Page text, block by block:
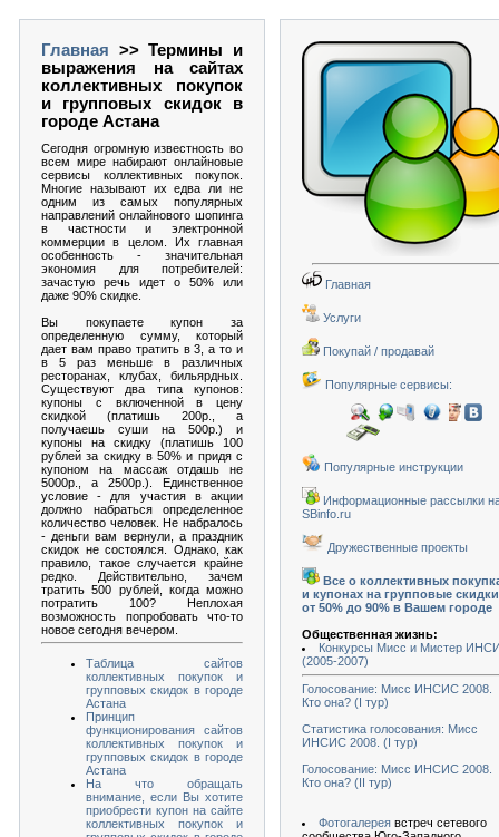
Главная >> Термины и
выражения на сайтах
коллективных покупок
и групповых скидок в
городе Астана
Сегодня огромную известность во
всем мире набирают онлайновые
сервисы коллективных покупок.
Многие называют их едва ли не
одним из самых популярных
направлений онлайнового шопинга
в частности и электронной
коммерции в целом. Их главная
особенность - значительная
экономия для потребителей:
зачастую речь идет о 50% или
даже 90% скидке.
Вы покупаете купон за
определенную сумму, который
дает вам право тратить в 3, а то и
в 5 раз меньше в различных
ресторанах, клубах, бильярдных.
Существуют два типа купонов:
купоны с включенной в цену
скидкой (платишь 200р., а
получаешь суши на 500р.) и
купоны на скидку (платишь 100
рублей за скидку в 50% и придя с
купоном на массаж отдашь не
5000р., а 2500р.). Единственное
условие - для участия в акции
должно набраться определенное
количество человек. Не набралось
- деньги вам вернули, а праздник
скидок не состоялся. Однако, как
правило, такое случается крайне
редко. Действительно, зачем
тратить 500 рублей, когда можно
потратить 100? Неплохая
возможность попробовать что-то
новое сегодня вечером.
Таблица сайтов
коллективных покупок и
групповых скидок в городе
Астана
Принцип
функционирования сайтов
коллективных покупок и
групповых скидок в городе
Астана
На что обращать
внимание, если Вы хотите
приобрести купон на сайте
коллективных покупок и
Главная
Услуги
Покупай / продавай
Популярные сервисы:
Популярные инструкции
Информационные рассылки
SBinfo.ru
Дружественные проекты
Все о коллективных
и купонах на групповые скидки
от 50% до 90% в Вашем городе
Общественная жизнь:
Конкурсы Мисс и Мистер
(2005-2007)
Голосование: Мисс ИНСИС 2008.
Кто она? (I тур)
Статистика голосования: Мисс
ИНСИС 2008. (I тур)
Голосование: Мисс ИНСИС 2008.
Кто она? (II тур)
Фотогалерея встреч сетевого